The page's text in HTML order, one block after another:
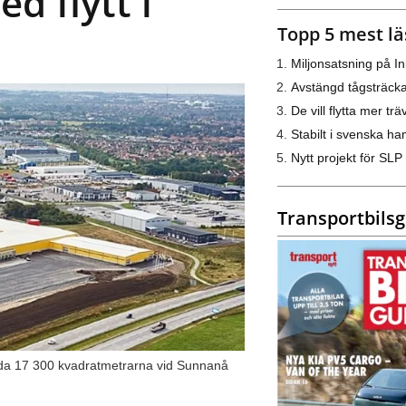
17 300 kvadratmetrarna vid Sunnanå
Topp 5 mest
Miljonsatsning på
Avstängd
De vill flytta mer
Stabilt i svenska
Nytt projekt för SLP